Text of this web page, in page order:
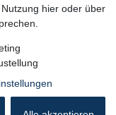
hier oder über